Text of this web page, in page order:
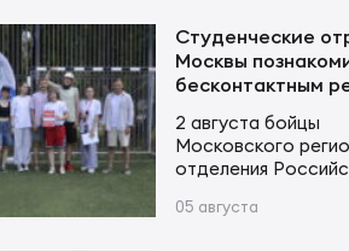
Красноярцы
место, у них 13
6 матчах. В игре
круга «МАР-
уверенную победу
Красный Яр-м –
августа 11:00
Студенческие
Москвы
бесконтактным
2 августа бойцы
Московского
отделения
приняли участие в
05 августа